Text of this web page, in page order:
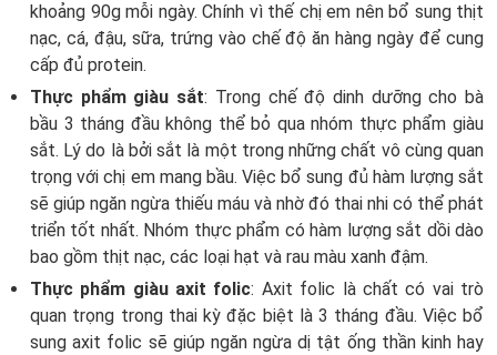
khoảng 90g mỗi ngày. Chính vì thế chị em nên bổ sung thịt
nạc, cá, đậu, sữa, trứng vào chế độ ăn hàng ngày để cung
cấp đủ protein.
Thực phẩm giàu sắt: Trong chế độ dinh dưỡng cho bà
bầu 3 tháng đầu không thể bỏ qua nhóm thực phẩm giàu
sắt. Lý do là bởi sắt là một trong những chất vô cùng quan
trọng với chị em mang bầu. Việc bổ sung đủ hàm lượng sắt
sẽ giúp ngăn ngừa thiếu máu và nhờ đó thai nhi có thể phát
triển tốt nhất. Nhóm thực phẩm có hàm lượng sắt dồi dào
bao gồm thịt nạc, các loại hạt và rau màu xanh đậm.
Thực phẩm giàu axit folic: Axit folic là chất có vai trò
quan trọng trong thai kỳ đặc biệt là 3 tháng đầu. Việc bổ
sung axit folic sẽ giúp ngăn ngừa dị tật ống thần kinh hay